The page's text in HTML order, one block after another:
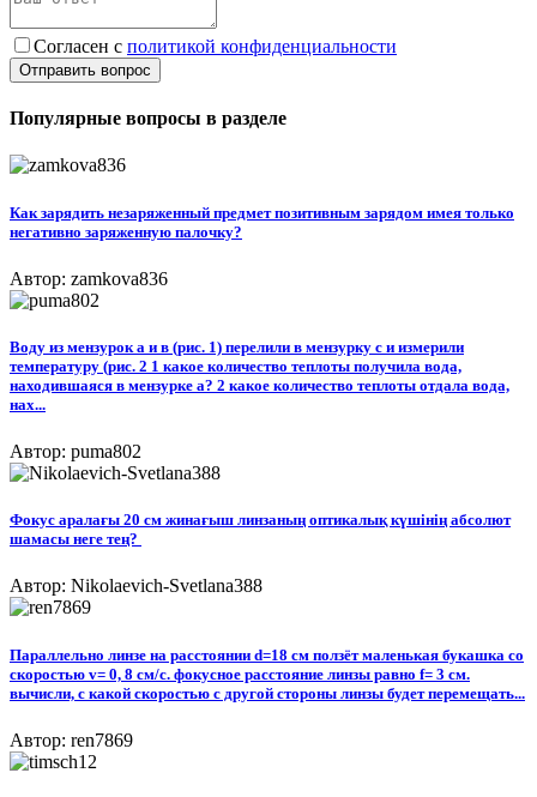
Согласен с политикой конфиденциальности
Отправить вопрос
Популярные вопросы в разделе
Как зарядить незаряженный предмет позитивным зарядом имея только
негативно заряженную палочку?
Автор: zamkova836
Воду из мензурок а и в (рис. 1) перелили в мензурку с и измерили
температуру (рис. 2 1 какое количество теплоты получила вода,
находившаяся в мензурке а? 2 какое количество теплоты отдала вода,
нах...
Автор: puma802
Фокус аралағы 20 см жинағыш линзаның оптикалық күшінің абсолют
шамасы неге тең? ​
Автор: Nikolaevich-Svetlana388
Параллельно линзе на расстоянии d=18 см ползёт маленькая букашка со
скоростью v= 0, 8 см/с. фокусное расстояние линзы равно f= 3 cм.
вычисли, с какой скоростью с другой стороны линзы будет перемещать...
Автор: ren7869